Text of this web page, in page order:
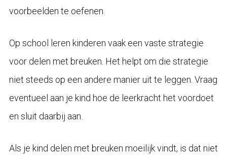
voorbeelden te oefenen.
Op school leren kinderen vaak een vaste strategie
voor delen met breuken. Het helpt om die strategie
niet steeds op een andere manier uit te leggen. Vraag
eventueel aan je kind hoe de leerkracht het voordoet
en sluit daarbij aan.
Als je kind delen met breuken moeilijk vindt, is dat niet